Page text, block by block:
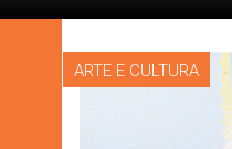
ARTE E CULTURA